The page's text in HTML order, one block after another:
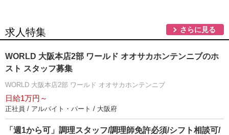
求人特集 さらに見る
WORLD 大阪本店2部 ワールド オオサカホンテンニブのホ
スト スタッフ募集
WORLD 大阪本店2部 ワールド オオサカホンテンニブ
日給1万円～
正社員 / アルバイト・パート / 大阪府
「週1から可」調理スタッフ/調理師免許必須/シフト相談可/